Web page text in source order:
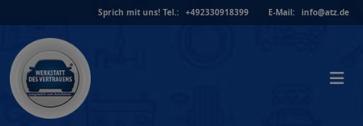
to
content
Sprich mit uns! Tel.: +492330918399 E-Mail: info@atz.de